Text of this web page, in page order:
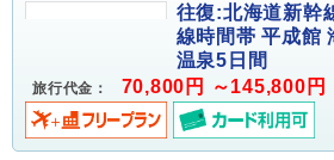
往復:北海道新幹
線時間帯 平成館
温泉5日間
旅行代金： 70,800円 ～145,800円